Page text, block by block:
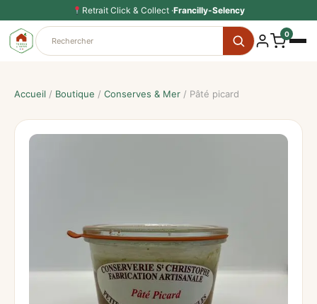
contenu
Retrait Click & Collect ·Francilly-Selency
0
Accueil / Boutique / Conserves & Mer / Pâté picard